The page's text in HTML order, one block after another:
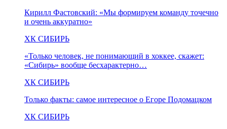
Кирилл Фастовский: «Мы формируем команду точечно
и очень аккуратно»
ХК СИБИРЬ
«Только человек, не понимающий в хоккее, скажет:
«Сибирь» вообще бесхарактерно…
ХК СИБИРЬ
Только факты: самое интересное о Егоре Подомацком
ХК СИБИРЬ